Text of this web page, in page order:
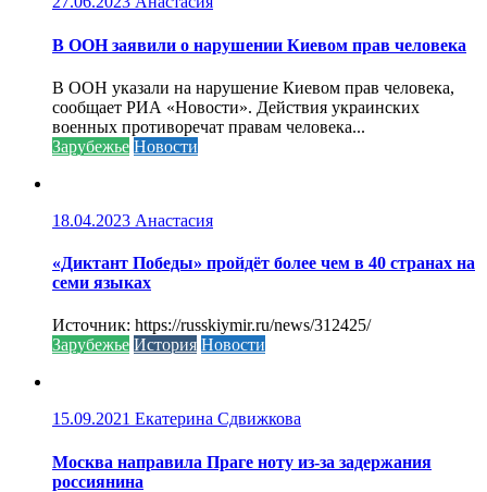
В ООН заявили о нарушении Киевом прав человека
В ООН указали на нарушение Киевом прав человека,
сообщает РИА «Новости». Действия украинских
военных противоречат правам человека...
Зарубежье Новости
18.04.2023 Анастасия
«Диктант Победы» пройдёт более чем в 40 странах на
семи языках
Источник: https://russkiymir.ru/news/312425/
Зарубежье История Новости
15.09.2021 Екатерина Сдвижкова
Москва направила Праге ноту из-за задержания
россиянина